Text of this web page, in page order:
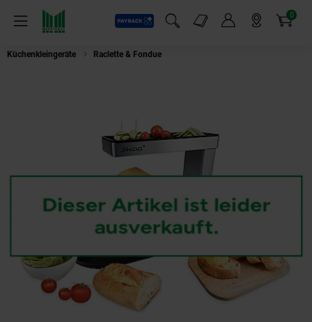
Menü
Payback
Suchfeld einblenden
Markt-Angebote 0
Artikel
Küchenkleingeräte Raclette & Fondue